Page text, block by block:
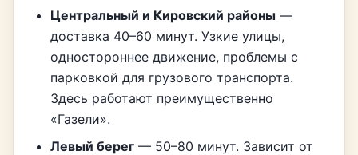
Центральный и Кировский районы —
доставка 40–60 минут. Узкие улицы,
одностороннее движение, проблемы с
парковкой для грузового транспорта.
Здесь работают преимущественно
«Газели».
Левый берег — 50–80 минут. Зависит от